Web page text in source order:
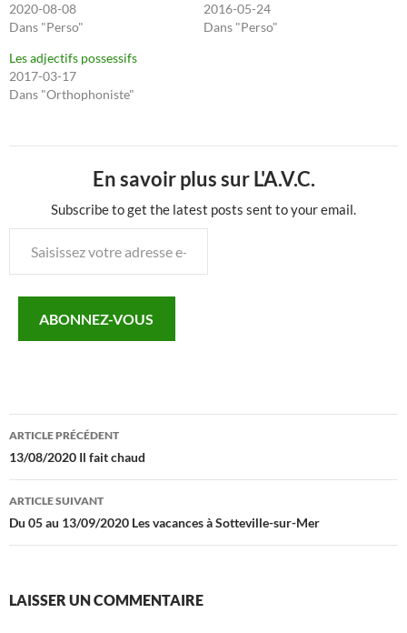
2020-08-08
Dans "Perso"
2016-05-24
Dans "Perso"
Les adjectifs possessifs
2017-03-17
Dans "Orthophoniste"
En savoir plus sur L'A.V.C.
Subscribe to get the latest posts sent to your email.
votre
mail…ABONNEZ-VOUS
Navigation
des
articles
ARTICLE PRÉCÉDENT
13/08/2020 Il fait chaud
ARTICLE SUIVANT
Du 05 au 13/09/2020 Les vacances à Sotteville-sur-Mer
LAISSER UN COMMENTAIRE